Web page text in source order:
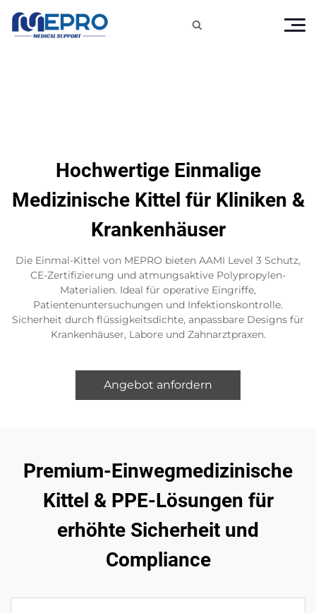

Hochwertige Einmalige
Medizinische Kittel für Kliniken &
Krankenhäuser
Die Einmal-Kittel von MEPRO bieten AAMI Level 3 Schutz,
CE-Zertifizierung und atmungsaktive Polypropylen-
Materialien. Ideal für operative Eingriffe,
Patientenuntersuchungen und Infektionskontrolle.
Sicherheit durch flüssigkeitsdichte, anpassbare Designs für
Krankenhäuser, Labore und Zahnarztpraxen.
Angebot anfordern
Premium-Einwegmedizinische
Kittel & PPE-Lösungen für
erhöhte Sicherheit und
Compliance